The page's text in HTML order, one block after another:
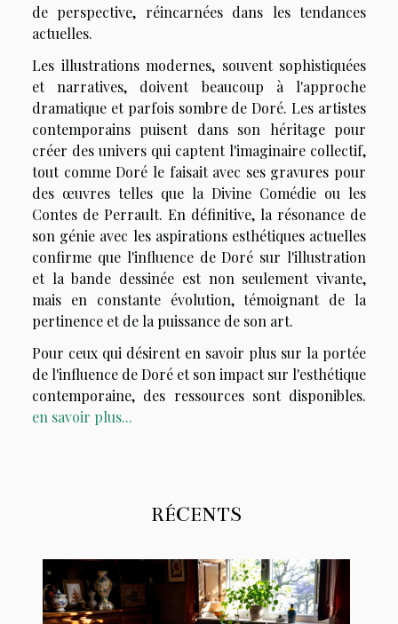
de perspective, réincarnées dans les tendances
actuelles.
Les illustrations modernes, souvent sophistiquées
et narratives, doivent beaucoup à l'approche
dramatique et parfois sombre de Doré. Les artistes
contemporains puisent dans son héritage pour
créer des univers qui captent l'imaginaire collectif,
tout comme Doré le faisait avec ses gravures pour
des œuvres telles que la Divine Comédie ou les
Contes de Perrault. En définitive, la résonance de
son génie avec les aspirations esthétiques actuelles
confirme que l'influence de Doré sur l'illustration
et la bande dessinée est non seulement vivante,
mais en constante évolution, témoignant de la
pertinence et de la puissance de son art.
Pour ceux qui désirent en savoir plus sur la portée
de l'influence de Doré et son impact sur l'esthétique
contemporaine, des ressources sont disponibles.
en savoir plus...
RÉCENTS